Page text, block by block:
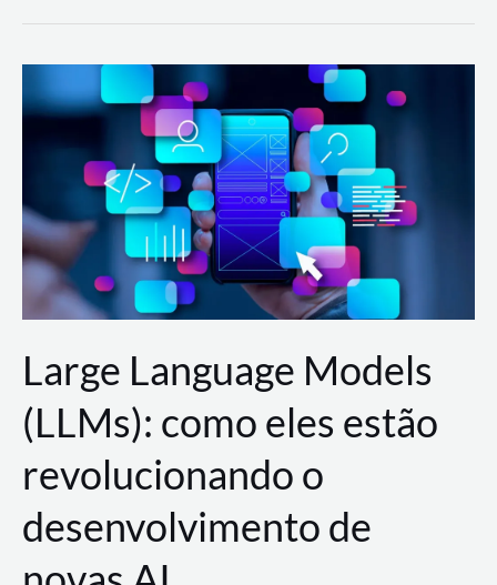
migrar
de
a
AWS?
Large Language Models
(LLMs): como eles estão
revolucionando o
desenvolvimento de